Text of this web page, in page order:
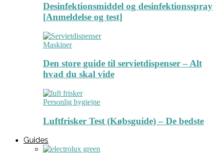
Desinfektionsmiddel og desinfektionsspray
[Anmeldelse og test]
Maskiner
Den store guide til servietdispenser – Alt
hvad du skal vide
Personlig hygiejne
Luftfrisker Test (Købsguide) – De bedste
Guides